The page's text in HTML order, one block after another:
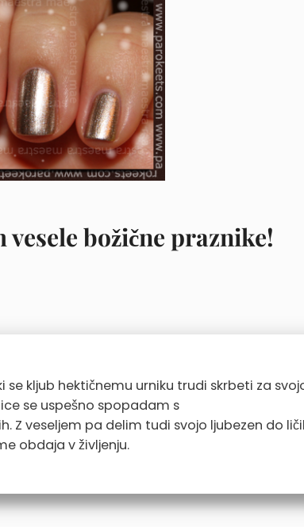
božične praznike!
kljub hektičnemu urniku trudi skrbeti za
se uspešno spopadam s
Z veseljem pa delim tudi svojo ljubezen do
obdaja v življenju.